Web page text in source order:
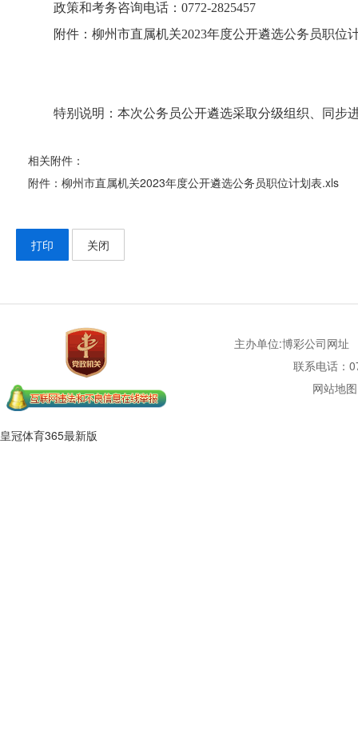
政策和考务咨询电话：0772-2825457
附件：柳州市直属机关2023年度公开遴选公务员职位
特别说明：本次公务员公开遴选采取分级组织、同步
相关附件：
附件：柳州市直属机关2023年度公开遴选公务员职位计划表.xls
打印 关闭
主办单位:博彩公司网址
联系电话：
网站地图
皇冠体育365最新版